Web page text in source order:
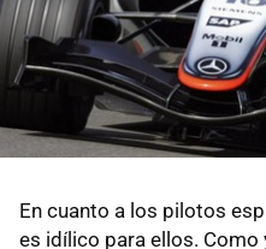
En cuanto a los pilotos
es idílico para ellos. Como